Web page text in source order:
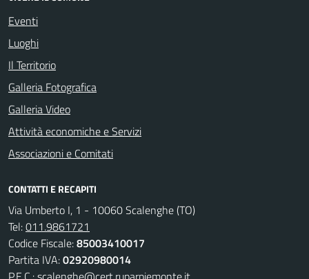
Eventi
Luoghi
Il Territorio
Galleria Fotografica
Galleria Video
Attività economiche e Servizi
Associazioni e Comitati
CONTATTI E RECAPITI
Via Umberto I, 1 - 10060 Scalenghe (TO)
Tel:011.9861721
Codice Fiscale:85003410017
Partita IVA:02920980014